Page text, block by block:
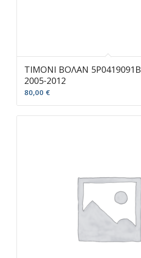
ΤΙΜΟΝΙ ΒΟΛΑΝ 5P0419091B
2005-2012
80,00 €